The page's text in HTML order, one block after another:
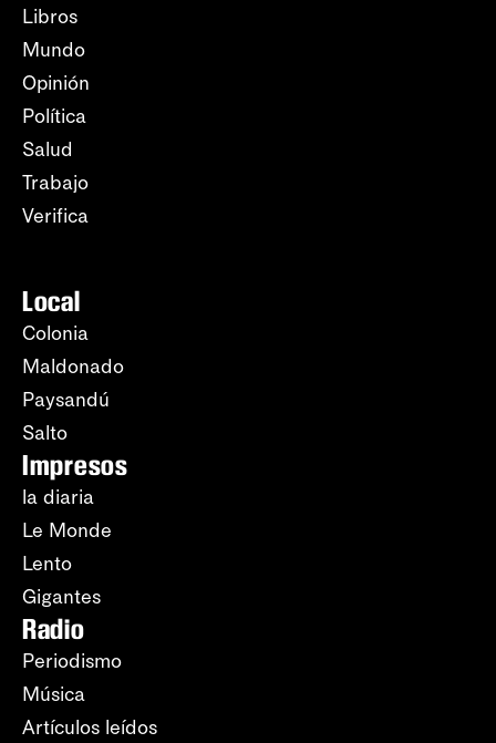
Libros
Mundo
Opinión
Política
Salud
Trabajo
Verifica
Local
Colonia
Maldonado
Paysandú
Salto
Impresos
la diaria
Le Monde
Lento
Gigantes
Radio
Periodismo
Música
Artículos leídos